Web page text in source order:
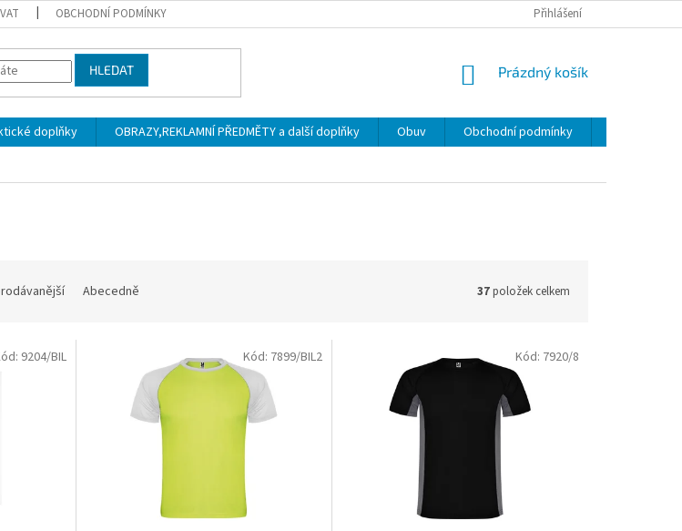
OBCHODNÍ PODMÍNKY Přihlášení
HLEDAT
NÁKUPNÍ
Prázdný košík
doplňky OBRAZY,REKLAMNÍ PŘEDMĚTY a další doplňky Obuv Obchodní podmínky
Abecedně 37položek celkem
9204/BIL Kód: 7899/BIL2 Kód: 7920/8